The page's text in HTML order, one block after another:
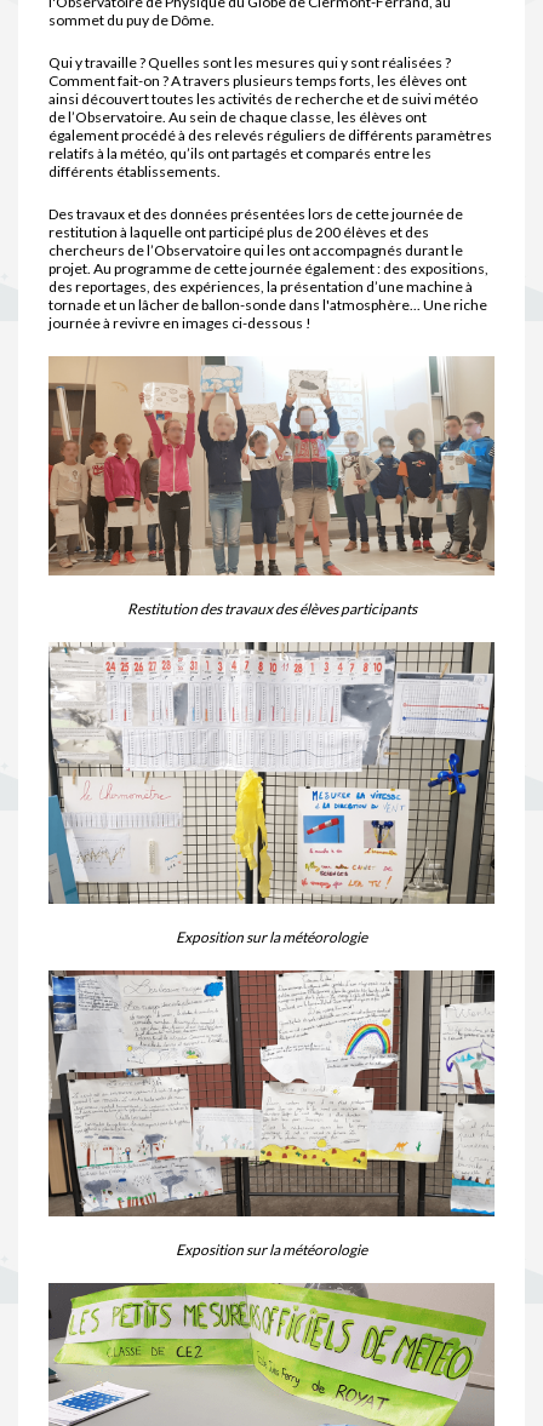
sommet du puy de Dôme.
Qui y travaille ? Quelles sont les mesures qui y sont réalisées ?
Comment fait-on ? A travers plusieurs temps forts, les élèves ont
ainsi découvert toutes les activités de recherche et de suivi météo
de l’Observatoire. Au sein de chaque classe, les élèves ont
également procédé à des relevés réguliers de différents paramètres
relatifs à la météo, qu’ils ont partagés et comparés entre les
différents établissements.
Des travaux et des données présentées lors de cette journée de
restitution à laquelle ont participé plus de 200 élèves et des
chercheurs de l’Observatoire qui les ont accompagnés durant le
projet. Au programme de cette journée également : des expositions,
des reportages, des expériences, la présentation d’une machine à
tornade et un lâcher de ballon-sonde dans l'atmosphère... Une riche
journée à revivre en images ci-dessous !
Restitution des travaux des élèves participants
Exposition sur la météorologie
Exposition sur la météorologie